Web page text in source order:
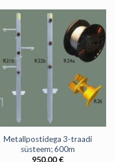
Metallpostidega 3-traadi
süsteem; 600m
950,00€